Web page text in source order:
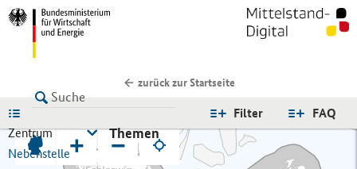
zurück zur Startseite
FAQ
Filter
Zentrum
Nebenstelle
Themen
+ −